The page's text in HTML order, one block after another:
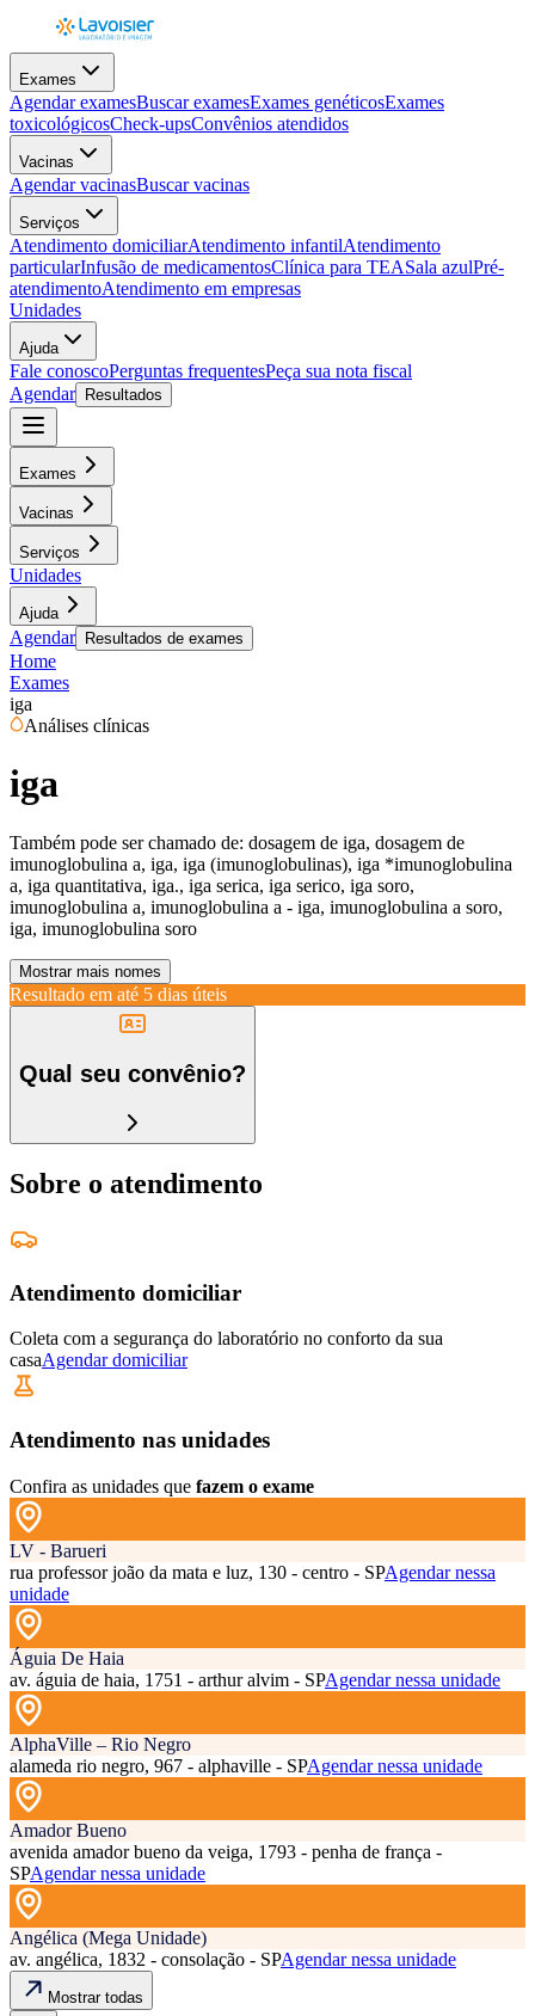
Exames
Agendar examesBuscar examesExames genéticosExames
toxicológicosCheck-upsConvênios atendidos
Vacinas
Agendar vacinasBuscar vacinas
Serviços
Atendimento domiciliarAtendimento infantilAtendimento
particularInfusão de medicamentosClínica para TEASala azulPré-
atendimentoAtendimento em empresas
Unidades
Ajuda
Fale conoscoPerguntas frequentesPeça sua nota fiscal
Agendar
Resultados
Exames
Vacinas
Serviços
Unidades
Ajuda
Agendar Resultados de exames
Home
Exames
iga
Análises clínicas
iga
Também pode ser chamado de: dosagem de iga, dosagem de
imunoglobulina a, iga, iga (imunoglobulinas), iga *imunoglobulina
a, iga quantitativa, iga., iga serica, iga serico, iga soro,
imunoglobulina a, imunoglobulina a - iga, imunoglobulina a soro,
iga, imunoglobulina soro
Mostrar mais nomes
Resultado em até 5 dias úteis
Qual seu convênio?
Sobre o atendimento
Atendimento domiciliar
Coleta com a segurança do laboratório no conforto da sua
casaAgendar domiciliar
Atendimento nas unidades
Confira as unidades que fazem o exame
LV - Barueri
rua professor joão da mata e luz, 130 - centro - SPAgendar nessa
unidade
Águia De Haia
av. águia de haia, 1751 - arthur alvim - SPAgendar nessa unidade
AlphaVille – Rio Negro
alameda rio negro, 967 - alphaville - SPAgendar nessa unidade
Amador Bueno
avenida amador bueno da veiga, 1793 - penha de frança -
SPAgendar nessa unidade
Angélica (Mega Unidade)
av. angélica, 1832 - consolação - SPAgendar nessa unidade
Mostrar todas